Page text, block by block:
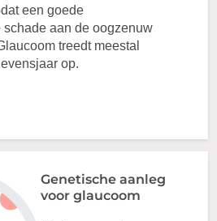
een goede
schade aan de oogzenuw
treedt meestal
levensjaar op.
Genetische aanleg
voor glaucoom